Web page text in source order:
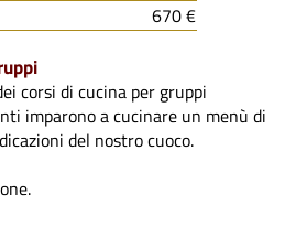
670 €
corsi di cucina per gruppi
imparono a cucinare un menù di
del nostro cuoco.